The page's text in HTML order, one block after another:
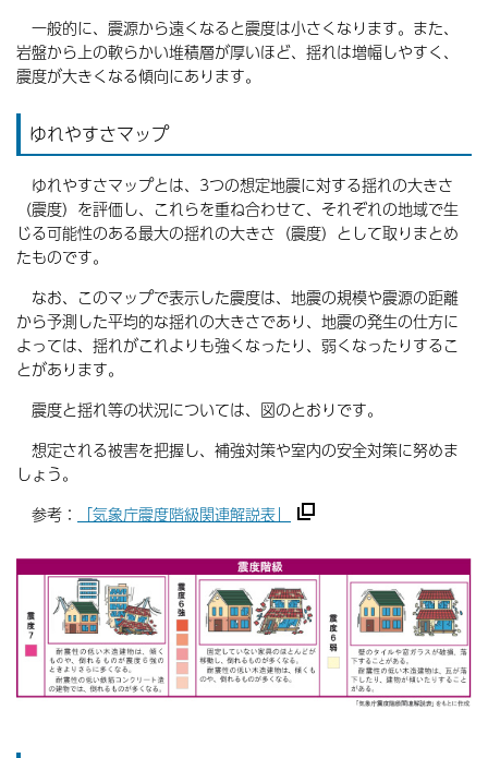
一般的に、震源から遠くなると震度は小さくなります。また、
岩盤から上の軟らかい堆積層が厚いほど、揺れは増幅しやすく、
震度が大きくなる傾向にあります。
ゆれやすさマップ
ゆれやすさマップとは、3つの想定地震に対する揺れの大きさ
（震度）を評価し、これらを重ね合わせて、それぞれの地域で生
じる可能性のある最大の揺れの大きさ（震度）として取りまとめ
たものです。
なお、このマップで表示した震度は、地震の規模や震源の距離
から予測した平均的な揺れの大きさであり、地震の発生の仕方に
よっては、揺れがこれよりも強くなったり、弱くなったりするこ
とがあります。
震度と揺れ等の状況については、図のとおりです。
想定される被害を把握し、補強対策や室内の安全対策に努めま
しょう。
参考：
「気象庁震度階級関連解説表」